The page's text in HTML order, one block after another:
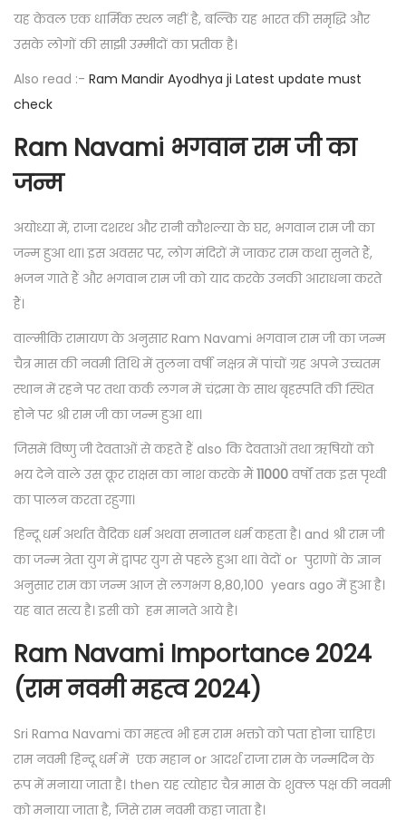
यह केवल एक धार्मिक स्थल नहीं है, बल्कि यह भारत की समृद्धि और
उसके लोगों की साझी उम्मीदों का प्रतीक है।
Also read :- Ram Mandir Ayodhya ji Latest update must
check
Ram Navami भगवान राम जी का
जन्म
अयोध्या में, राजा दशरथ और रानी कौशल्या के घर, भगवान राम जी का
जन्म हुआ था। इस अवसर पर, लोग मंदिरों में जाकर राम कथा सुनते हैं,
भजन गाते हैं और भगवान राम जी को याद करके उनकी आराधना करते
हैं।
वाल्मीकि रामायण के अनुसार Ram Navami भगवान राम जी का जन्म
चैत्र मास की नवमी तिथि में तुलना वर्षी नक्षत्र में पांचों ग्रह अपने उच्चतम
स्थान में रहने पर तथा कर्क लगन में चंद्रमा के साथ बृहस्पति की स्थित
होने पर श्री राम जी का जन्म हुआ था।
जिसमें विष्णु जी देवताओं से कहते हैं also कि देवताओं तथा ऋषियों को
भय देने वाले उस क्रूर राक्षस का नाश करके मैं11000वर्षों तक इस पृथ्वी
का पालन करता रहुगा।
हिन्दू धर्म अर्थात वैदिक धर्म अथवा सनातन धर्म कहता है। and श्री राम जी
का जन्म त्रेता युग में द्वापर युग से पहले हुआ था। वेदों or पुराणों के ज्ञान
अनुसार राम का जन्म आज से लगभग 8,80,100 years ago में हुआ है।
यह बात सत्य है। इसी को हम मानते आये है।
Ram Navami Importance 2024
(राम नवमी महत्व 2024)
Sri Rama Navami का महत्व भी हम राम भक्तो को पता होना चाहिए।
राम नवमी हिन्दू धर्म में एक महान or आदर्श राजा राम के जन्मदिन के
रूप में मनाया जाता है। then यह त्योहार चैत्र मास के शुक्ल पक्ष की नवमी
को मनाया जाता है, जिसे राम नवमी कहा जाता है।